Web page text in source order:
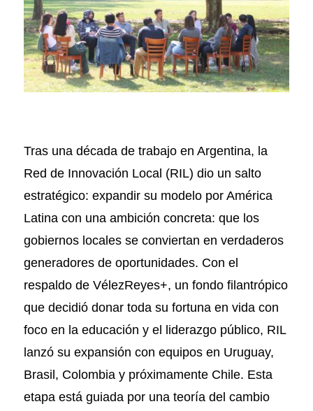
Tras una década de trabajo en Argentina, la
Red de Innovación Local (RIL) dio un salto
estratégico: expandir su modelo por América
Latina con una ambición concreta: que los
gobiernos locales se conviertan en verdaderos
generadores de oportunidades. Con el
respaldo de VélezReyes+, un fondo filantrópico
que decidió donar toda su fortuna en vida con
foco en la educación y el liderazgo público, RIL
lanzó su expansión con equipos en Uruguay,
Brasil, Colombia y próximamente Chile. Esta
etapa está guiada por una teoría del cambio